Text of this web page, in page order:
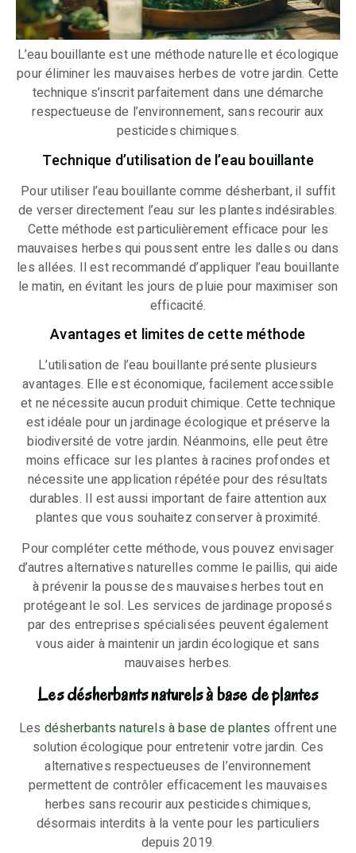
L’eau bouillante est une méthode naturelle et écologique
pour éliminer les mauvaises herbes de votre jardin. Cette
technique s’inscrit parfaitement dans une démarche
respectueuse de l’environnement, sans recourir aux
pesticides chimiques.
Technique d’utilisation de l’eau bouillante
Pour utiliser l’eau bouillante comme désherbant, il suffit
de verser directement l’eau sur les plantes indésirables.
Cette méthode est particulièrement efficace pour les
mauvaises herbes qui poussent entre les dalles ou dans
les allées. Il est recommandé d’appliquer l’eau bouillante
le matin, en évitant les jours de pluie pour maximiser son
efficacité.
Avantages et limites de cette méthode
L’utilisation de l’eau bouillante présente plusieurs
avantages. Elle est économique, facilement accessible
et ne nécessite aucun produit chimique. Cette technique
est idéale pour un jardinage écologique et préserve la
biodiversité de votre jardin. Néanmoins, elle peut être
moins efficace sur les plantes à racines profondes et
nécessite une application répétée pour des résultats
durables. Il est aussi important de faire attention aux
plantes que vous souhaitez conserver à proximité.
Pour compléter cette méthode, vous pouvez envisager
d’autres alternatives naturelles comme le paillis, qui aide
à prévenir la pousse des mauvaises herbes tout en
protégeant le sol. Les services de jardinage proposés
par des entreprises spécialisées peuvent également
vous aider à maintenir un jardin écologique et sans
mauvaises herbes.
Les désherbants naturels à base de plantes
Les désherbants naturels à base de plantes offrent une
solution écologique pour entretenir votre jardin. Ces
alternatives respectueuses de l’environnement
permettent de contrôler efficacement les mauvaises
herbes sans recourir aux pesticides chimiques,
désormais interdits à la vente pour les particuliers
depuis 2019.